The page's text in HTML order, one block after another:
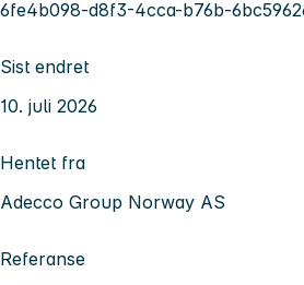
6fe4b098-d8f3-4cca-b76b-
Sist endret
10. juli 2026
Hentet fra
Adecco Group Norway AS
Referanse